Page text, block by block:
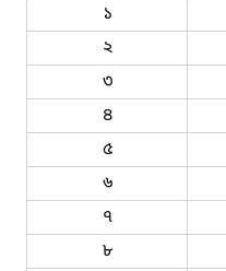
১
২
৩
৪
৫
৬
৭
৮